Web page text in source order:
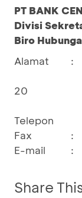
PT BANK
Divisi
Biro
Alamat
:
20
Telepon
Fax
:
E-mail
:
Share